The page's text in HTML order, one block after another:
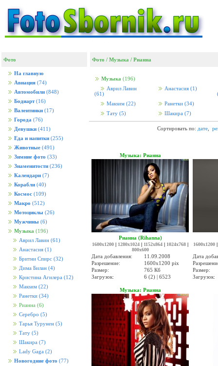
Фото
На главную
Авиация (74)
Автомобили (848)
Бодиарт (16)
Валентинки (17)
Города (76)
Девушки (411)
Еда и напитки (255)
Животные (491)
Зимние фото (33)
Знаменитости (236)
Календари (7)
Корабли (40)
Космос (109)
Макро (512)
Мотоциклы (26)
Мужчины (6)
Музыка (196)
Аврил Лавин (61)
Анастасия (1)
Бритни Спирс (32)
Дима Билан (4)
Кристина Агилера (12)
Макsим (22)
Ранетки (34)
Рианна (6)
Серебро (5)
Тарья Турунен (5)
Тату (5)
Шакира (7)
Lady Gaga (2)
Новогодние фото (77)
Фото / Музыка / Рианна
Музыка (196)
Аврил Лавин
(61)
Анастасия (1)
Макsим (22) Ранетки (34)
Тату (5) Шакира (7)
Сортировать по: дате,
Музыка: Рианна
Рианна (Rihanna)
1600x1200 | 1280x1024 | 1152x864 | 1024x768 |
800x600
Дата добавления:
11.09.2008
Разрешение:
1600x1200 pix
Размер:
765 Кб
Загрузок:
6 (2) | 6523
1600x1200
Дата
Размер:
Загрузок:
Музыка: Рианна